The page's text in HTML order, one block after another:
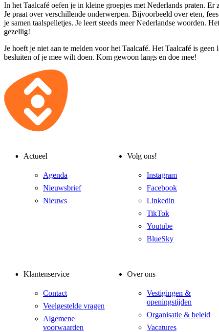
In het Taalcafé oefen je in kleine groepjes met Nederlands praten.
Je praat over verschillende onderwerpen. Bijvoorbeeld over eten,
je samen taalspelletjes. Je leert steeds meer Nederlandse woorden.
gezellig!
Je hoeft je niet aan te melden voor het Taalcafé. Het Taalcafé is geen
besluiten of je mee wilt doen. Kom gewoon langs en doe mee!
Actueel
Agenda
Nieuwsbrief
Nieuws
Volg ons!
Instagram
Facebook
Linkedin
TikTok
Youtube
BlueSky
Klantenservice
Contact
Veelgestelde vragen
Algemene
voorwaarden
Over ons
Vestigingen &
openingstijden
Organisatie & beleid
Vacatures